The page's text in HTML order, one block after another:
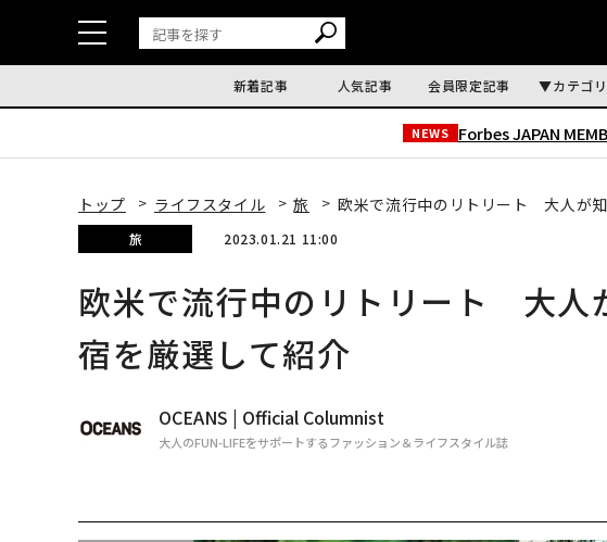
新着記事 人気記事 会員限定記事 カテゴリ
NEWS Forbes JAPAN
トップ ライフスタイル 旅 欧米で流行中のリトリート 大人が
旅 2023.01.21 11:00
欧米で流行中のリトリート 大人
宿を厳選して紹介
OCEANS | Official Columnist
大人のFUN-LIFEをサポートするファッション＆ライフスタイル誌